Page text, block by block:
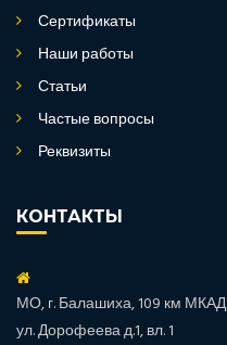
Сертификаты
Наши работы
Статьи
Частые вопросы
Реквизиты
КОНТАКТЫ
МО, г. Балашиха, 109 км МКАД
ул. Дорофеева д.1, вл. 1